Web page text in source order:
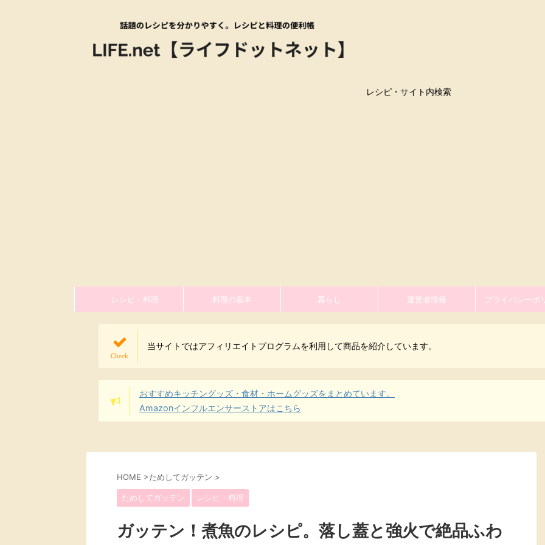
レシピ・サイト内検索
レシピ・料理 料理の基本 暮らし 運営者情報 プライバシーポ
当サイトではアフィリエイトプログラムを利用して商品を紹介しています。
おすすめキッチングッズ・食材・ホームグッズをまとめています。
Amazonインフルエンサーストアはこちら
HOME >ためしてガッテン >
ためしてガッテン レシピ・料理
ガッテン！煮魚のレシピ。落し蓋と強火で絶品ふわ